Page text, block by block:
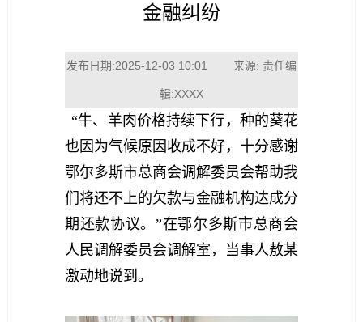
金融纠纷
发布日期:2025-12-03 10:01 来源: 责任编
辑:XXXX
“牛、羊肉价格持续下行，种的葵花
也因为气候原因收成不好，十分感谢
鄂尔多斯市总商会调解委员会帮助我
们将还不上的欠款与金融机构达成分
期还款协议。”在鄂尔多斯市总商会
人民调解委员会调解室，当事人敖某
激动地说到。